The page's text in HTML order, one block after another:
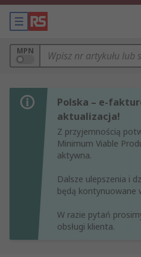
MPN
Polska – e-
aktualizacja!
Z przyjemnością
Minimum Viable
aktywna.
Dalsze ulepszenia i
będą kontynuowane
W razie pytań
obsługi klienta.